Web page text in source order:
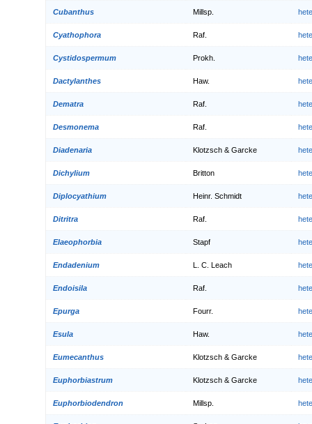
Cubanthus Millsp.
Cyathophora Raf.
Cystidospermum Prokh.
Dactylanthes Haw.
Dematra Raf.
Desmonema Raf.
Diadenaria Klotzsch & Garcke
Dichylium Britton
Diplocyathium Heinr. Schmidt
Ditritra Raf.
Elaeophorbia Stapf
Endadenium L. C. Leach
Endoisila Raf.
Epurga Fourr.
Esula Haw.
Eumecanthus Klotzsch & Garcke
Euphorbiastrum Klotzsch & Garcke
Euphorbiodendron Millsp.